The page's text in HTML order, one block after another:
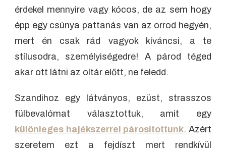
érdekel mennyire vagy kócos, de az sem hogy
épp egy csúnya pattanás van az orrod hegyén,
mert én csak rád vagyok kíváncsi, a te
stílusodra, személyiségedre! A párod téged
akar ott látni az oltár előtt, ne feledd.
Szandihoz egy látványos, ezüst, strasszos
fülbevalómat választottuk, amit egy
különleges hajékszerrel párosítottunk. Azért
szeretem ezt a fejdíszt mert rendkívül